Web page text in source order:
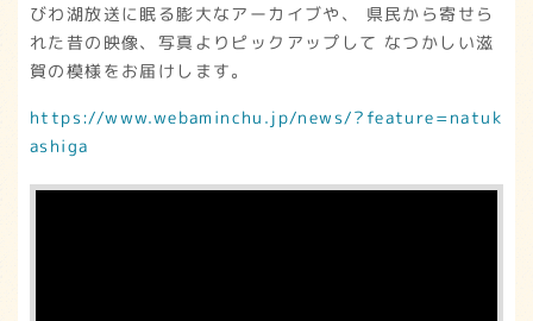
びわ湖放送に眠る膨大なアーカイブや、 県民から寄せら
れた昔の映像、写真よりピックアップして なつかしい滋
賀の模様をお届けします。
https://www.webaminchu.jp/news/?feature=natuk
ashiga